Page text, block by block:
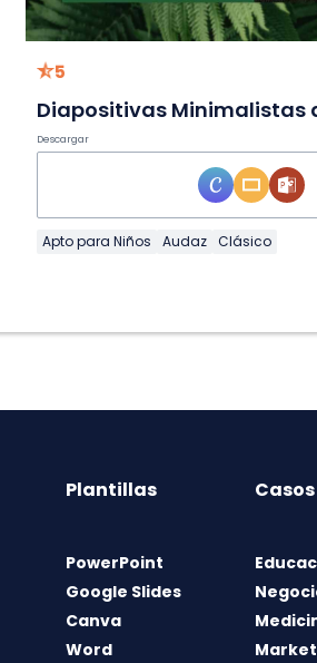
5
Descargar
Apto para Niños Audaz Clásico
Plantillas
PowerPoint
Google Slides
Canva
Word
Casos